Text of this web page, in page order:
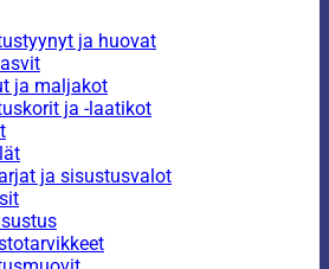
ja huovat
ja maljakot
ja -laatikot
ja sisustusvalot